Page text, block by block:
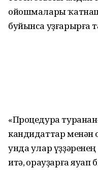
ойошмалары
буйынса уҙғарырға
«Процедура
кандидаттар
унда улар
итә, һорауҙарға